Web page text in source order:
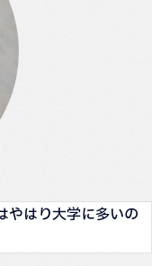
やはり大学に多いの